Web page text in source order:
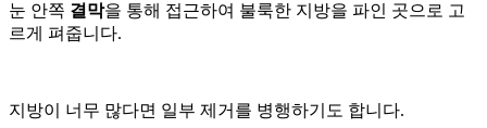
눈 안쪽 결막을 통해 접근하여 불룩한 지방을 파인 곳으로 고
르게 펴줍니다.
지방이 너무 많다면 일부 제거를 병행하기도 합니다.